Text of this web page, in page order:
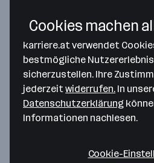
Steuerberatung Hauser
Marktstraße 29
6230 Brixlegg— Route
Webseite
Cookies machen
karriere.at verwendet
bestmögliche
sicherzustellen. Ihre
jederzeit widerrufen. In
Datenschutzerklärung
Informationen nachlesen.
Cookie-